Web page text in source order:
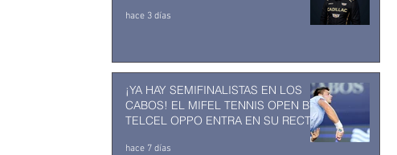
hace 3 días
¡YA HAY SEMIFINALISTAS EN LOS
CABOS! EL MIFEL TENNIS OPEN BY
TELCEL OPPO ENTRA EN SU RECTA
hace 7 días